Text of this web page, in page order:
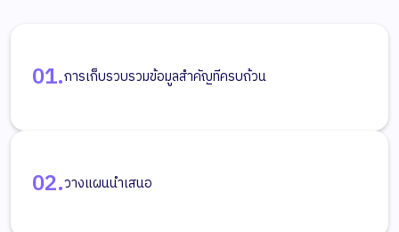
01.การเก็บรวบรวมข้อมูลสำคัญทีครบถ้วน
02.วางแผนนำเสนอ